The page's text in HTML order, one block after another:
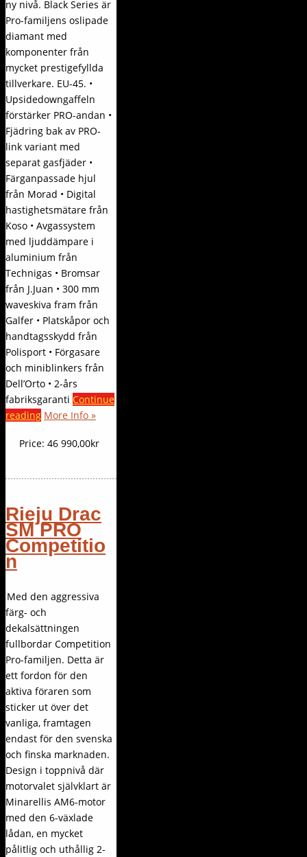
ny nivå. Black Series är
Pro-familjens oslipade
diamant med
komponenter från
mycket prestigefyllda
tillverkare. EU-45. •
Upsidedowngaffeln
förstärker PRO-andan •
Fjädring bak av PRO-
link variant med
separat gasfjäder •
Färganpassade hjul
från Morad • Digital
hastighetsmätare från
Koso • Avgassystem
med ljuddämpare i
aluminium från
Technigas • Bromsar
från J.Juan • 300 mm
waveskiva fram från
Galfer • Platskåpor och
handtagsskydd från
Polisport • Förgasare
och miniblinkers från
Dell’Orto • 2-års
fabriksgaranti Continue
reading More Info »
Price: 46 990,00kr
Rieju Drac
SM PRO
Competitio
n
Med den aggressiva
färg- och
dekalsättningen
fullbordar Competition
Pro-familjen. Detta är
ett fordon för den
aktiva föraren som
sticker ut över det
vanliga, framtagen
endast för den svenska
och finska marknaden.
Design i toppnivå där
motorvalet självklart är
Minarellis AM6-motor
med den 6-växlade
lådan, en mycket
pålitlig och uthållig 2-